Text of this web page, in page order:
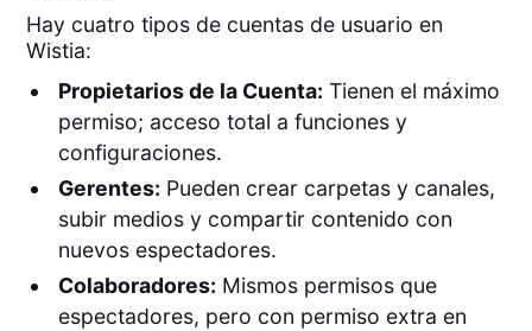
Hay cuatro tipos de cuentas de usuario en
Wistia:
Propietarios de la Cuenta: Tienen el máximo
permiso; acceso total a funciones y
configuraciones.
Gerentes: Pueden crear carpetas y canales,
subir medios y compartir contenido con
nuevos espectadores.
Colaboradores: Mismos permisos que
espectadores, pero con permiso extra en